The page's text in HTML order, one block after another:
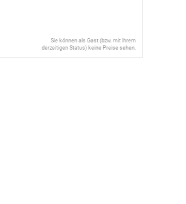
Sie können als Gast (bzw. mit Ihrem
derzeitigen Status) keine Preise sehen.